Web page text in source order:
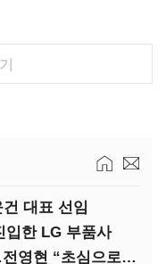
대표 선임
입한 LG 부품사
삼성전자, 창립 56주년 행사…전영현 “초심으로 경쟁력 회복해야”